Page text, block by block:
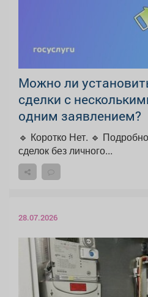
Можно ли
сделки с
одним заявлением?
🔹 Коротко Нет. 🔹 Подробно В заявлении на запрет
сделок без личного...
28.07.2026